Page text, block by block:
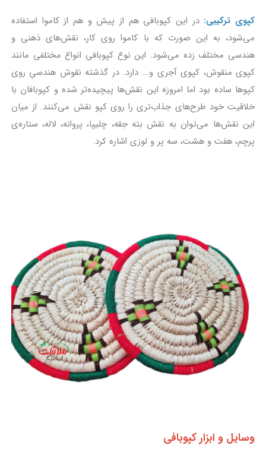
کپوی ترکیبی: در این کپوبافی هم از پیش و هم از کاموا استفاده
می‌شود، به این صورت که با کاموا روی کار، نقش‌های ذهنی و
هندسی مختلف زده می‌شود. این نوع کپوبافی انواع مختلفی مانند
کپوی منقوش، کپوی آجری و... دارد. در گذشته نقوش هندسیِ روی
کپوها ساده بود اما امروزه این نقش‌ها پیچیده‌تر شده و کپوبافان با
خلاقیت خود طرح‌های جذاب‌تری را روی کپو نقش می‌کنند. از میان
این نقش‌ها می‌توان به نقش بته جقه، چلیپا، پروانه، لاله، ستاره‌ی
پرچم، هفت و هشت، سه پر و لوزی اشاره کرد.
وسایل و ابزار کپوبافی